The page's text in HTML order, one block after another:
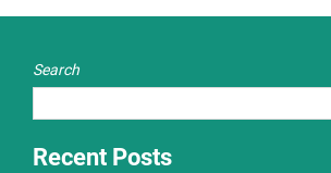
Search
Recent Posts